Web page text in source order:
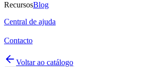
RecursosBlog
Central de ajuda
Contacto
Voltar ao catálogo